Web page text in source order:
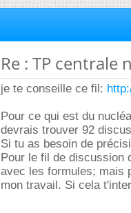
Re : TP centrale
je te conseille ce fil:
Pour ce qui est du
devrais trouver 92
Si tu as besoin de
Pour le fil de discussion
avec les formules; mais
mon travail. Si cela